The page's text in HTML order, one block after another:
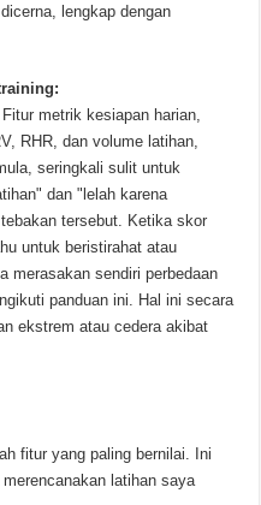
lengkap dengan
metrik kesiapan harian,
RHR, dan volume latihan,
seringkali sulit untuk
dan "lelah karena
tersebut. Ketika skor
untuk beristirahat atau
merasakan sendiri perbedaan
panduan ini. Hal ini secara
ekstrem atau cedera akibat
fitur yang paling bernilai. Ini
latihan saya